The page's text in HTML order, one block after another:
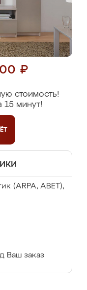
₽
стоимость!
15 минут!
(ARPA, ABET),
Ваш заказ